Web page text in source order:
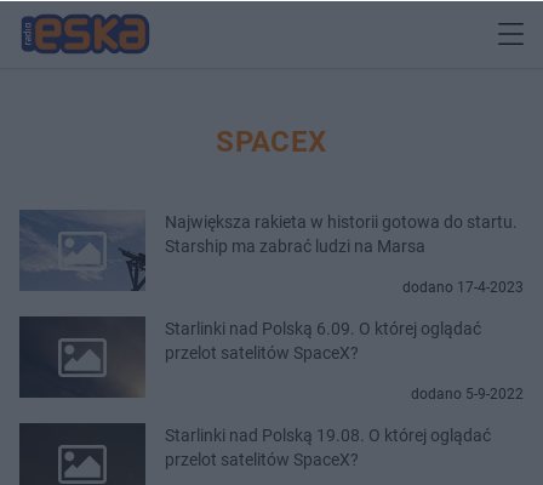
SPACEX
Największa rakieta w historii gotowa do startu.
Starship ma zabrać ludzi na Marsa
dodano 17-4-2023
Starlinki nad Polską 6.09. O której oglądać
przelot satelitów SpaceX?
dodano 5-9-2022
Starlinki nad Polską 19.08. O której oglądać
przelot satelitów SpaceX?